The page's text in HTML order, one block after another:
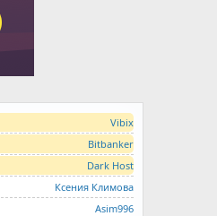
Vibix
Bitbanker
Dark Host
Ксения Климова
Asim996